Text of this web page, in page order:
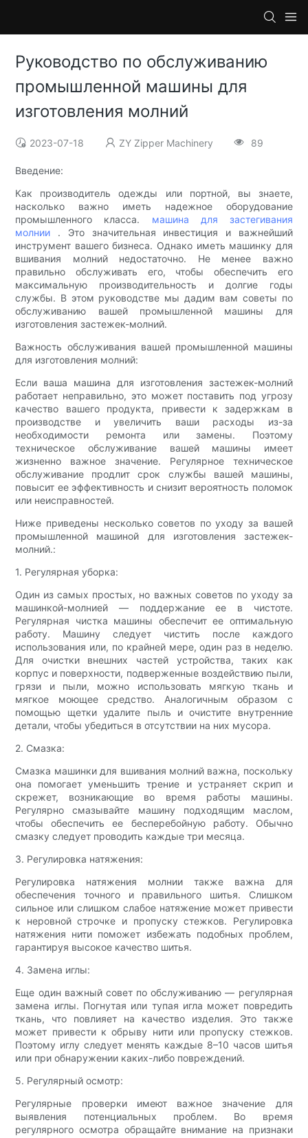
Руководство по обслуживанию
промышленной машины для
изготовления молний
2023-07-18 ZY Zipper Machinery 89
Введение:
Как производитель одежды или портной, вы знаете,
насколько важно иметь надежное оборудование
промышленного класса. машина для застегивания
молнии . Это значительная инвестиция и важнейший
инструмент вашего бизнеса. Однако иметь машинку для
вшивания молний недостаточно. Не менее важно
правильно обслуживать его, чтобы обеспечить его
максимальную производительность и долгие годы
службы. В этом руководстве мы дадим вам советы по
обслуживанию вашей промышленной машины для
изготовления застежек-молний.
Важность обслуживания вашей промышленной машины
для изготовления молний:
Если ваша машина для изготовления застежек-молний
работает неправильно, это может поставить под угрозу
качество вашего продукта, привести к задержкам в
производстве и увеличить ваши расходы из-за
необходимости ремонта или замены. Поэтому
техническое обслуживание вашей машины имеет
жизненно важное значение. Регулярное техническое
обслуживание продлит срок службы вашей машины,
повысит ее эффективность и снизит вероятность поломок
или неисправностей.
Ниже приведены несколько советов по уходу за вашей
промышленной машиной для изготовления застежек-
молний.:
1. Регулярная уборка:
Один из самых простых, но важных советов по уходу за
машинкой-молнией — поддержание ее в чистоте.
Регулярная чистка машины обеспечит ее оптимальную
работу. Машину следует чистить после каждого
использования или, по крайней мере, один раз в неделю.
Для очистки внешних частей устройства, таких как
корпус и поверхности, подверженные воздействию пыли,
грязи и пыли, можно использовать мягкую ткань и
мягкое моющее средство. Аналогичным образом с
помощью щетки удалите пыль и очистите внутренние
детали, чтобы убедиться в отсутствии на них мусора.
2. Смазка:
Смазка машинки для вшивания молний важна, поскольку
она помогает уменьшить трение и устраняет скрип и
скрежет, возникающие во время работы машины.
Регулярно смазывайте машину подходящим маслом,
чтобы обеспечить ее бесперебойную работу. Обычно
смазку следует проводить каждые три месяца.
3. Регулировка натяжения:
Регулировка натяжения молнии также важна для
обеспечения точного и правильного шитья. Слишком
сильное или слишком слабое натяжение может привести
к неровной строчке и пропуску стежков. Регулировка
натяжения нити поможет избежать подобных проблем,
гарантируя высокое качество шитья.
4. Замена иглы:
Еще один важный совет по обслуживанию — регулярная
замена иглы. Погнутая или тупая игла может повредить
ткань, что повлияет на качество изделия. Это также
может привести к обрыву нити или пропуску стежков.
Поэтому иглу следует менять каждые 8–10 часов шитья
или при обнаружении каких-либо повреждений.
5. Регулярный осмотр:
Регулярные проверки имеют важное значение для
выявления потенциальных проблем. Во время
регулярного осмотра обращайте внимание на признаки